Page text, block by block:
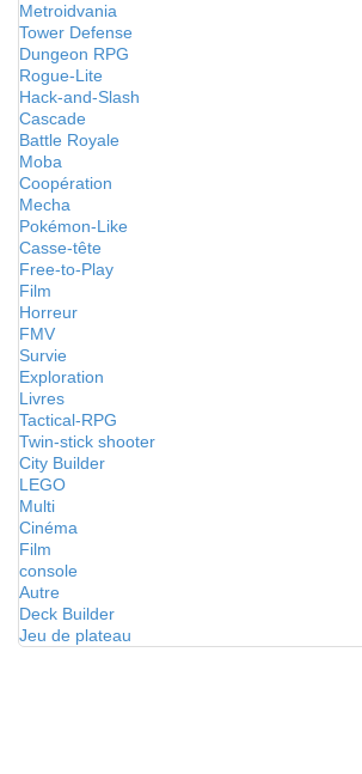
Metroidvania
Tower Defense
Dungeon RPG
Rogue-Lite
Hack-and-Slash
Cascade
Battle Royale
Moba
Coopération
Mecha
Pokémon-Like
Casse-tête
Free-to-Play
Film
Horreur
FMV
Survie
Exploration
Livres
Tactical-RPG
Twin-stick shooter
City Builder
LEGO
Multi
Cinéma
Film
console
Autre
Deck Builder
Jeu de plateau